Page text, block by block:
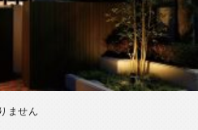
ません